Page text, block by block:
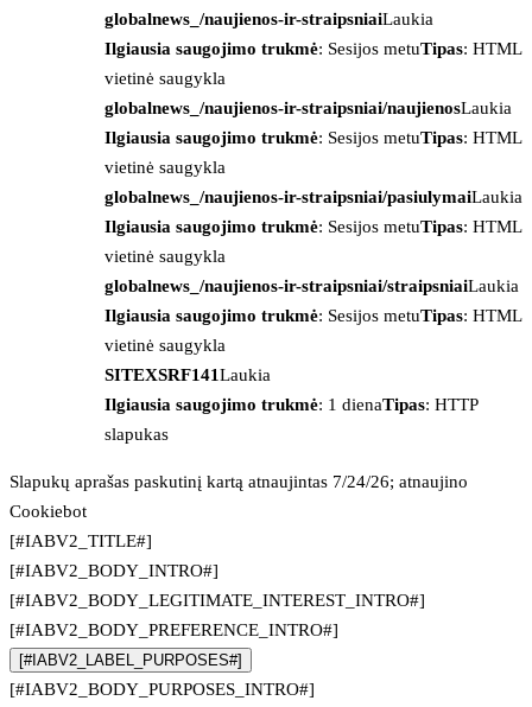
globalnews_/naujienos-ir-straipsniaiLaukia
Ilgiausia saugojimo trukmė: Sesijos metuTipas: HTML
vietinė saugykla
globalnews_/naujienos-ir-straipsniai/naujienosLaukia
Ilgiausia saugojimo trukmė: Sesijos metuTipas: HTML
vietinė saugykla
globalnews_/naujienos-ir-straipsniai/pasiulymaiLaukia
Ilgiausia saugojimo trukmė: Sesijos metuTipas: HTML
vietinė saugykla
globalnews_/naujienos-ir-straipsniai/straipsniaiLaukia
Ilgiausia saugojimo trukmė: Sesijos metuTipas: HTML
vietinė saugykla
SITEXSRF141Laukia
Ilgiausia saugojimo trukmė: 1 dienaTipas: HTTP
slapukas
Slapukų aprašas paskutinį kartą atnaujintas 7/24/26; atnaujino
Cookiebot
[#IABV2_TITLE#]
[#IABV2_BODY_INTRO#]
[#IABV2_BODY_LEGITIMATE_INTEREST_INTRO#]
[#IABV2_BODY_PREFERENCE_INTRO#]
[#IABV2_LABEL_PURPOSES#]
[#IABV2_BODY_PURPOSES_INTRO#]